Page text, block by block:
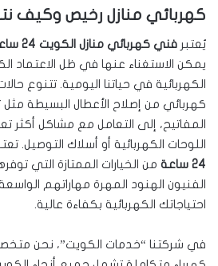
كهربائي منازل رخيص وكيف
يُعتبر فني كهربائي منازل الكويت 24 ساعة
يمكن الاستغناء عنها في ظل الاعتماد
الكهربائية في حياتنا اليومية. تتنوع
كهربائي من إصلاح الأعطال البسيطة مثل
المفاتيح، إلى التعامل مع مشاكل أكثر
اللوحات الكهربائية أو أسلاك التوصيل.
24 ساعة
من الخيارات الممتازة التي
الفنيون الهنود المهرة مهاراتهم
احتياجاتك الكهربائية بكفاءة عالية.
في شركتنا “خدمات الكويت”، نحن